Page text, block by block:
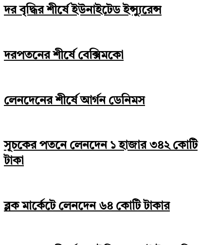
দর বৃদ্ধির শীর্ষে ইউনাইটেড ইন্স্যুরেন্স
দরপতনের শীর্ষে বেক্সিমকো
লেনদেনের শীর্ষে আর্গন ডেনিমস
সূচকের পতনে লেনদেন ১ হাজার ৩৪২ কোটি
টাকা
ব্লক মার্কেটে লেনদেন ৬৪ কোটি টাকার